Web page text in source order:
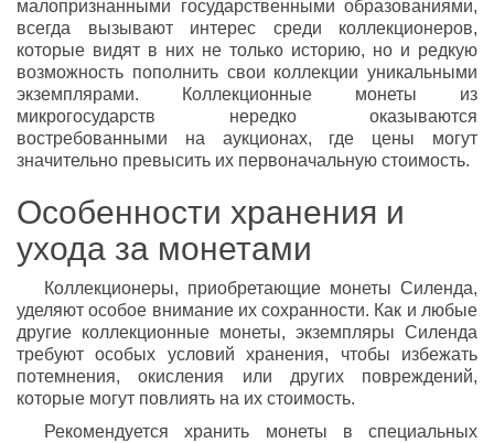
малопризнанными государственными образованиями,
всегда вызывают интерес среди коллекционеров,
которые видят в них не только историю, но и редкую
возможность пополнить свои коллекции уникальными
экземплярами. Коллекционные монеты из
микрогосударств нередко оказываются
востребованными на аукционах, где цены могут
значительно превысить их первоначальную стоимость.
Особенности хранения и
ухода за монетами
Коллекционеры, приобретающие монеты Силенда,
уделяют особое внимание их сохранности. Как и любые
другие коллекционные монеты, экземпляры Силенда
требуют особых условий хранения, чтобы избежать
потемнения, окисления или других повреждений,
которые могут повлиять на их стоимость.
Рекомендуется хранить монеты в специальных